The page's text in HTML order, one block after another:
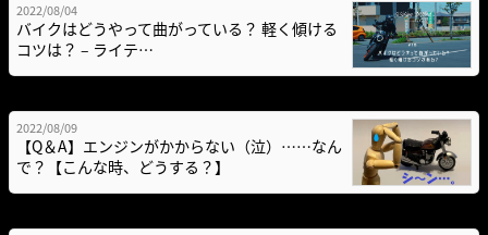
2022/08/04
バイクはどうやって曲がっている？ 軽く傾ける
コツは？ – ライテ…
2022/08/09
【Q＆A】エンジンがかからない（泣）……なん
で？【こんな時、どうする？】